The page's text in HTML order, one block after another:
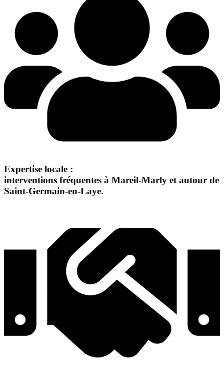
Expertise locale :
interventions fréquentes à Mareil-Marly et autour de
Saint-Germain-en-Laye.